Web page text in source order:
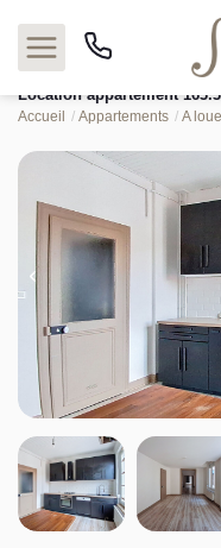
Acheter
Louer
Estimer
Neuf
Gestion
Syndic
Location appartement
Accueil Appartements A